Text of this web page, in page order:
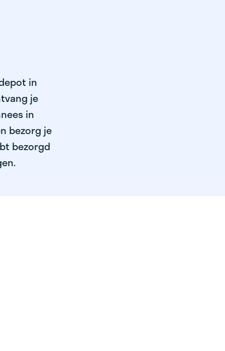
in
je
in
bezorg je
bezorgd